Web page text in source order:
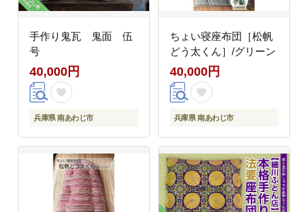
手作り鬼瓦 鬼面 伍
号
40,000円
兵庫県 南あわじ市
ちょい寝座布団［松帆
どう太くん］/グリーン
40,000円
兵庫県 南あわじ市